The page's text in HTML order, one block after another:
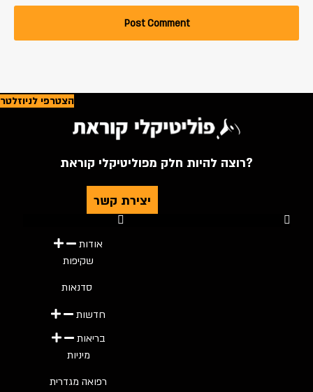
הצטרפי לניוזלטר
רוצה להיות חלק מפוליטיקלי קוראת?
יצירת קשר
אודות
שקיפות
סדנאות
חדשות
בריאות
מיניות
רפואה מגדרית